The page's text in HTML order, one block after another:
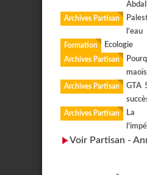
Archives Partisan
l’eau
Formation Ecologie
Archives Partisan
Archives Partisan
GTA
Archives Partisan
La
Voir Partisan -